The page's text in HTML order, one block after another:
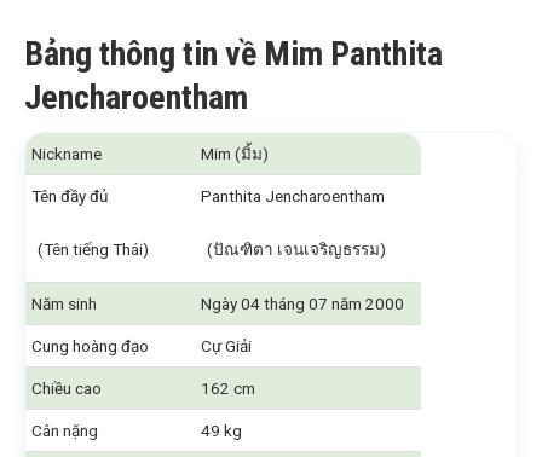
Bảng thông tin về Mim Panthita
Jencharoentham
Nickname Mim (มิ้ม)
Tên đầy đủ
(Tên tiếng Thái)
Panthita Jencharoentham
(ปัณฑิตา เจนเจริญธรรม)
Năm sinh Ngày 04 tháng 07 năm 2000
Cung hoàng đạo Cự Giải
Chiều cao 162 cm
Cân nặng 49 kg